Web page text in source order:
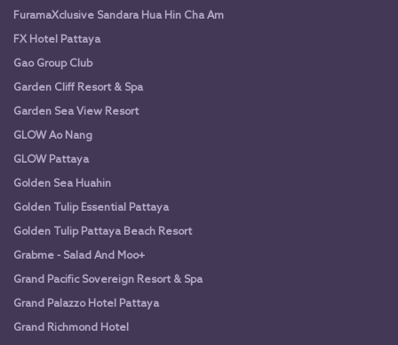
FuramaXclusive Sandara Hua Hin Cha Am
FX Hotel Pattaya
Gao Group Club
Garden Cliff Resort & Spa
Garden Sea View Resort
GLOW Ao Nang
GLOW Pattaya
Golden Sea Huahin
Golden Tulip Essential Pattaya
Golden Tulip Pattaya Beach Resort
Grabme - Salad And Moo+
Grand Pacific Sovereign Resort & Spa
Grand Palazzo Hotel Pattaya
Grand Richmond Hotel